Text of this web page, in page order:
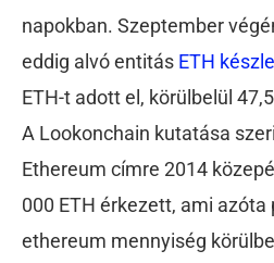
napokban. Szeptember
eddig alvó entitás ETH
ETH-t adott el, körülbelül
A Lookonchain kutatása
Ethereum címre 2014
000 ETH érkezett, ami azóta
ethereum mennyiség